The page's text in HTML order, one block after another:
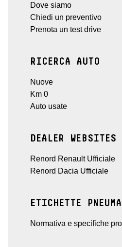
Dove siamo
Chiedi un preventivo
Prenota un test drive
RICERCA AUTO
Nuove
Km 0
Auto usate
DEALER WEBSITES
Renord Renault Ufficiale
Renord Dacia Ufficiale
ETICHETTE
Normativa e specifiche